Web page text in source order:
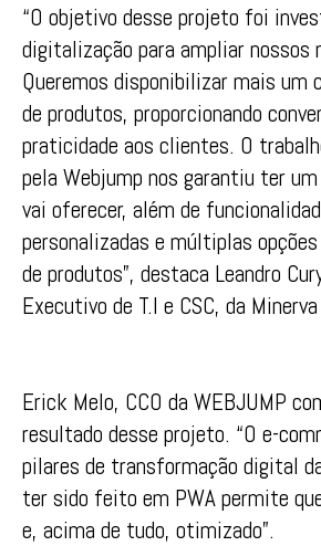
“O objetivo desse projeto foi
digitalização para ampliar nossos
Queremos disponibilizar mais um
de produtos, proporcionando
praticidade aos clientes. O
pela Webjump nos garantiu ter
vai oferecer, além de
personalizadas e múltiplas
de produtos”, destaca Leandro
Executivo de T.I e CSC, da
Erick Melo, CCO da WEBJUMP
resultado desse projeto. “O e-
pilares de transformação digital
ter sido feito em PWA permite
e, acima de tudo, otimizado”.